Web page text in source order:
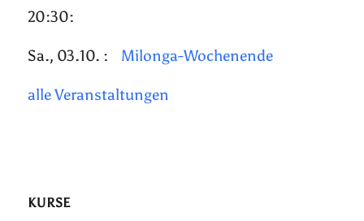
20:30:
Sa., 03.10. : Milonga-Wochenende
alle Veranstaltungen
KURSE